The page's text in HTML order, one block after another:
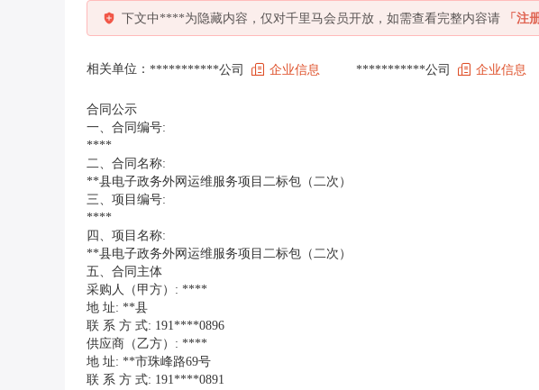
下文中****为隐藏内容，仅对千里马会员开放，如需查看完整内容请 「注
相关单位： ***********公司 企业信息 ***********公司 企业信息
合同公示
一、合同编号:
****
二、合同名称:
**县电子政务外网运维服务项目二标包（二次）
三、项目编号:
****
四、项目名称:
**县电子政务外网运维服务项目二标包（二次）
五、合同主体
采购人（甲方）: ****
地 址: **县
联 系 方 式: 191****0896
供应商（乙方）: ****
地 址: **市珠峰路69号
联 系 方 式: 191****0891